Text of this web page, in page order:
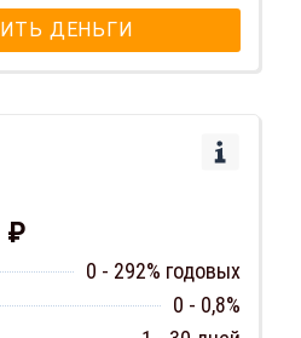
ДЕНЬГИ
₽
0 - 292% годовых
0 - 0,8%